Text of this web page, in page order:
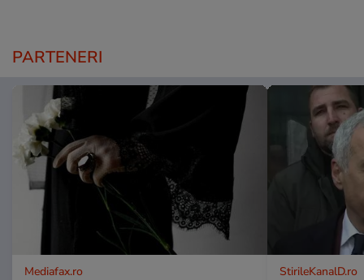
PARTENERI
Mediafax.ro StirileKanalD.ro